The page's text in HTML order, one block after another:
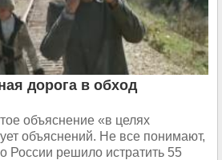
дорога в обход
объяснение «в целях
объяснений. Не все понимают,
России решило истратить 55